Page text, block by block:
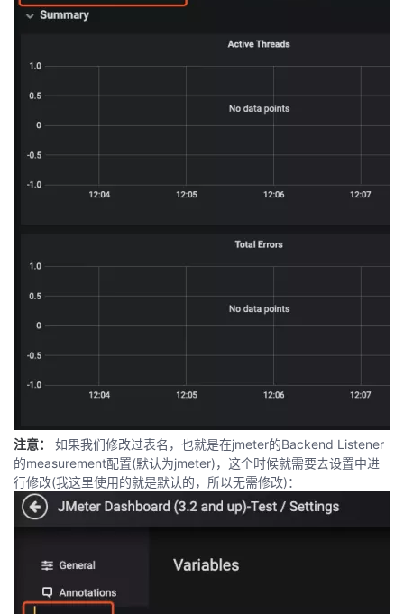
注意：
如果我们修改过表名，也就是在jmeter的Backend Listener
的measurement配置(默认为jmeter)，这个时候就需要去设置中进
行修改(我这里使用的就是默认的，所以无需修改)：